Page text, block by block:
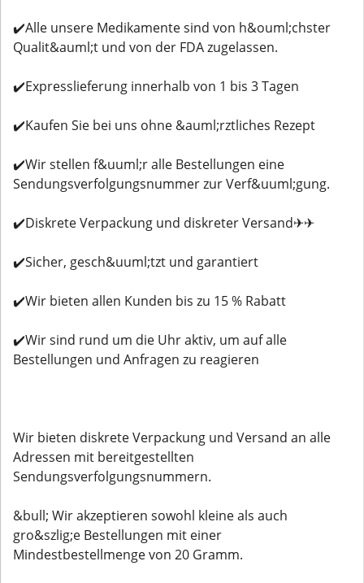
✔️Alle unsere Medikamente sind von h&ouml;chster
Qualit&auml;t und von der FDA zugelassen.
✔️Expresslieferung innerhalb von 1 bis 3 Tagen
✔️Kaufen Sie bei uns ohne &auml;rztliches Rezept
✔️Wir stellen f&uuml;r alle Bestellungen eine
Sendungsverfolgungsnummer zur Verf&uuml;gung.
✔️Diskrete Verpackung und diskreter Versand✈✈
✔️Sicher, gesch&uuml;tzt und garantiert
✔️Wir bieten allen Kunden bis zu 15 % Rabatt
✔️Wir sind rund um die Uhr aktiv, um auf alle
Bestellungen und Anfragen zu reagieren
Wir bieten diskrete Verpackung und Versand an alle
Adressen mit bereitgestellten
Sendungsverfolgungsnummern.
&bull; Wir akzeptieren sowohl kleine als auch
gro&szlig;e Bestellungen mit einer
Mindestbestellmenge von 20 Gramm.